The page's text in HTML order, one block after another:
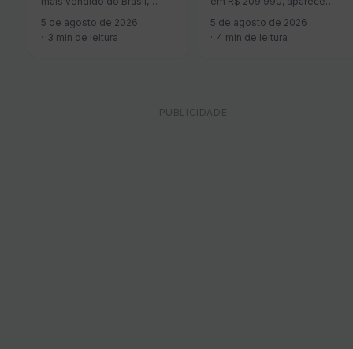
de financiamento com
parcelas de…
5 de agosto de 2026
3 min de leitura
comerciais. O comprador
pode financiar parte…
5 de agosto de 2026
4 min de leitura